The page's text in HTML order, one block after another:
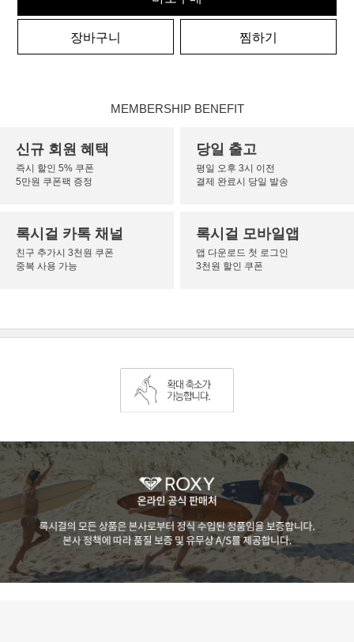
장바구니 찜하기
MEMBERSHIP BENEFIT
신규 회원 혜택
즉시 할인 5% 쿠폰
5만원 쿠폰팩 증정
당일 출고
평일 오후 3시 이전
결제 완료시 당일 발송
록시걸 카톡 채널
친구 추가시 3천원 쿠폰
중복 사용 가능
록시걸 모바일앱
앱 다운로드 첫 로그인
3천원 할인 쿠폰